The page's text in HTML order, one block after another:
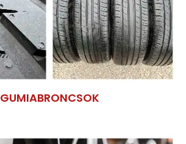
GUMIABRONCSOK